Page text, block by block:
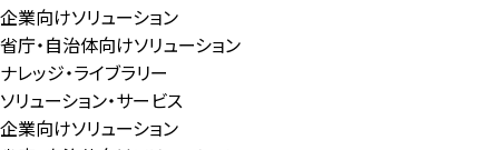
企業向けソリューション
省庁・自治体向けソリューション
ナレッジ・ライブラリー
ソリューション・サービス
企業向けソリューション